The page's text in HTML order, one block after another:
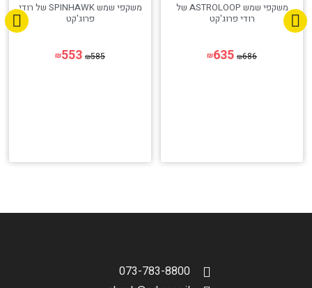
משקפי שמש ASTROLOOP של
רודי פרוג'קט
₪686
₪635
משקפי שמש SPINHAWK של רודי
פרוג'קט
₪585
₪553
073-783-8800
הגדר סוג האופנוע שלך אפס